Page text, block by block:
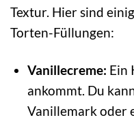
Textur. Hier sind
Torten-Füllungen:
Vanillecreme: Ein
ankommt. Du
Vanillemark oder